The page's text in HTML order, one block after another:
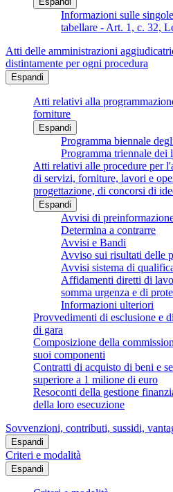
Informazioni sulle
tabellare - Art. 1, c. 32,
Atti delle amministrazioni
distintamente per ogni procedura
Espandi
Atti relativi alla
forniture
Espandi
Programma biennale
Programma triennale dei
Atti relativi alle procedure per
di servizi, forniture, lavori e
progettazione, di concorsi di
Espandi
Avvisi di
Determina a contrarre
Avvisi e Bandi
Avviso sui risultati delle
Avvisi sistema di
Affidamenti diretti di
somma urgenza e di
Informazioni ulteriori
Provvedimenti di esclusione e
di gara
Composizione della
suoi componenti
Contratti di acquisto di beni e
superiore a 1 milione di euro
Resoconti della gestione
della loro esecuzione
Sovvenzioni, contributi, sussidi,
Espandi
Criteri e modalità
Espandi